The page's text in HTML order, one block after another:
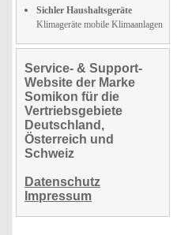
Sichler Haushaltsgeräte
Klimageräte mobile Klimaanlagen
Service- & Support-
Website der Marke
Somikon für die
Vertriebsgebiete
Deutschland,
Österreich und
Schweiz
Datenschutz
Impressum